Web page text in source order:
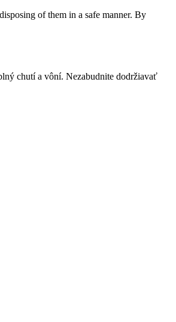
of‍ them⁢ in a safe manner. By
chutí ⁣a ‌vôní. Nezabudnite dodržiavať